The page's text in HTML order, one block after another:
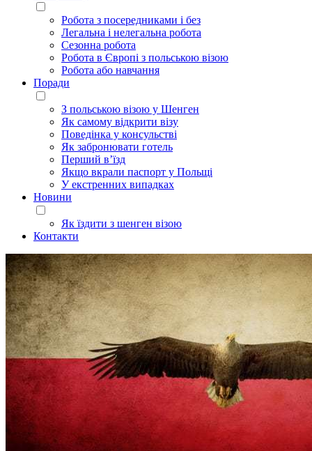
Робота з посередниками і без
Легальна і нелегальна робота
Сезонна робота
Робота в Європі з польською візою
Робота або навчання
Поради
З польською візою у Шенген
Як самому відкрити візу
Поведінка у консульстві
Як забронювати готель
Перший в’їзд
Якщо вкрали паспорт у Польщі
У екстренних випадках
Новини
Як їздити з шенген візою
Контакти